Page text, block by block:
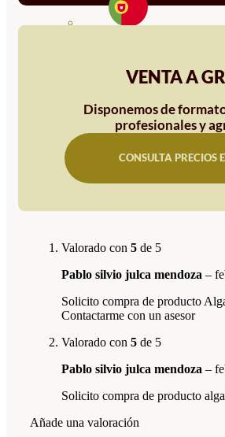
VENTA A
Disponemos de
profesionales y
CONSULTA PRECIOS
Valorado con 5 de 5
Pablo silvio julca mendoza –
Solicito compra de producto
Contactarme con un asesor
Valorado con 5 de 5
Pablo silvio julca mendoza –
Solicito compra de producto
Añade una valoración